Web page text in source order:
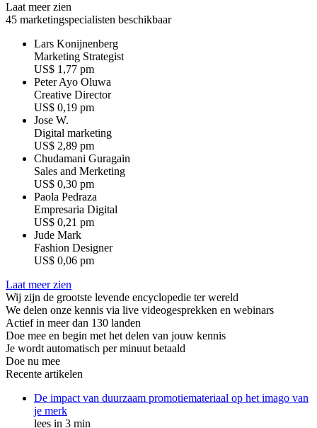
Laat meer zien
45 marketingspecialisten beschikbaar
Lars Konijnenberg
Marketing Strategist
US$ 1,77 pm
Peter Ayo Oluwa
Creative Director
US$ 0,19 pm
Jose W.
Digital marketing
US$ 2,89 pm
Chudamani Guragain
Sales and Merketing
US$ 0,30 pm
Paola Pedraza
Empresaria Digital
US$ 0,21 pm
Jude Mark
Fashion Designer
US$ 0,06 pm
Laat meer zien
Wij zijn de grootste levende encyclopedie ter wereld
We delen onze kennis via live videogesprekken en webinars
Actief in meer dan 130 landen
Doe mee en begin met het delen van jouw kennis
Je wordt automatisch per minuut betaald
Doe nu mee
Recente artikelen
De impact van duurzaam promotiemateriaal op het imago van
je merk
lees in 3 min